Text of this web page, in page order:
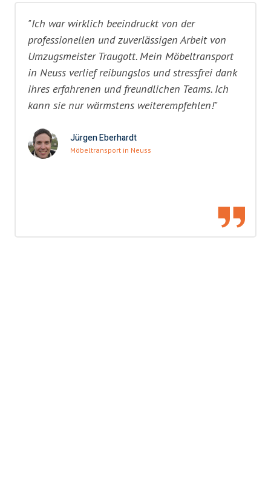
"Ich war wirklich beeindruckt von der
professionellen und zuverlässigen Arbeit von
Umzugsmeister Traugott. Mein Möbeltransport
in Neuss verlief reibungslos und stressfrei dank
ihres erfahrenen und freundlichen Teams. Ich
kann sie nur wärmstens weiterempfehlen!"
Jürgen Eberhardt
Möbeltransport in Neuss